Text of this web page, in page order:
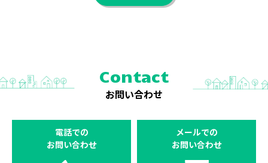
Contact
お問い合わせ
電話での
お問い合わせ
メールでの
お問い合わせ